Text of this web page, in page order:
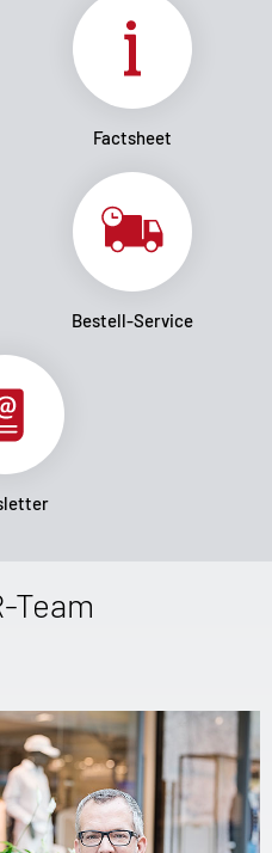
Factsheet
Bestell-Service
Team